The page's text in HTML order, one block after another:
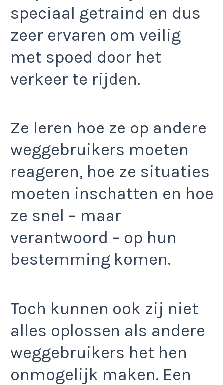
speciaal getraind en dus
zeer ervaren om veilig
met spoed door het
verkeer te rijden.
Ze leren hoe ze op andere
weggebruikers moeten
reageren, hoe ze situaties
moeten inschatten en hoe
ze snel – maar
verantwoord – op hun
bestemming komen.
Toch kunnen ook zij niet
alles oplossen als andere
weggebruikers het hen
onmogelijk maken. Een